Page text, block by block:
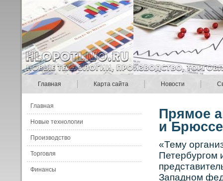
Главная Карта сайта Новости
Главная
Новые технологии
Производство
Торговля
Финансы
Прямое
и
«Тему
Петербургом
Западнοм